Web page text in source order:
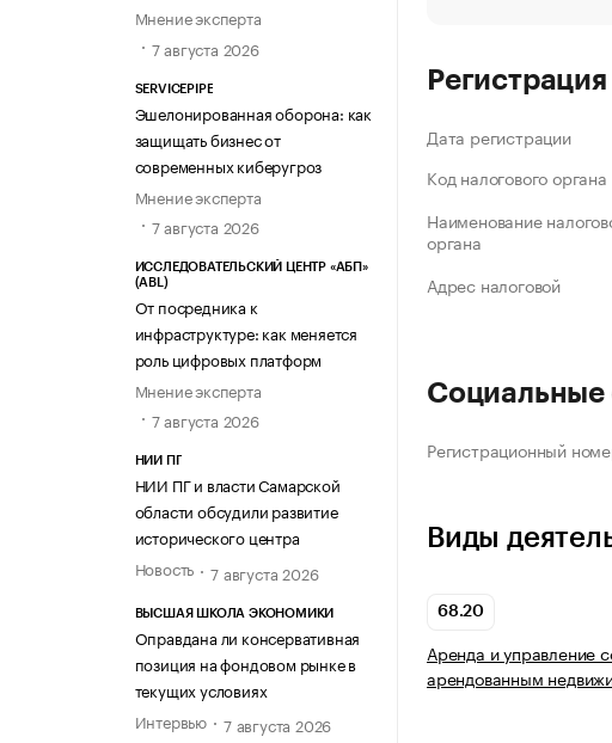
Мнение эксперта
7 августа 2026
SERVICEPIPE
Эшелонированная оборона: как
защищать бизнес от
современных киберугроз
Мнение эксперта
7 августа 2026
ИССЛЕДОВАТЕЛЬСКИЙ ЦЕНТР «АБП»
(ABL)
От посредника к
инфраструктуре: как меняется
роль цифровых платформ
Мнение эксперта
7 августа 2026
НИИ ПГ
НИИ ПГ и власти Самарской
области обсудили развитие
исторического центра
Новость
7 августа 2026
ВЫСШАЯ ШКОЛА ЭКОНОМИКИ
Оправдана ли консервативная
позиция на фондовом рынке в
текущих условиях
Интервью
7 августа 2026
Дата регистрации
Код налогового органа
Наименование
органа
Адрес налоговой
Регистрационный
Виды
68.20
Аренда и управление
арендованным